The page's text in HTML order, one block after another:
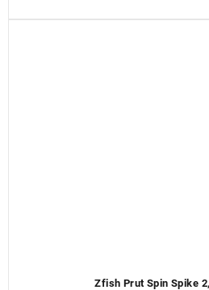
Zfish Prut Spin Spike